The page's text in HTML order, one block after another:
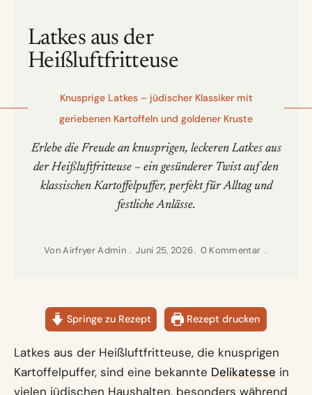
Latkes aus der
Heißluftfritteuse
Knusprige Latkes – jüdischer Klassiker mit
geriebenen Kartoffeln und goldener Kruste
Erlebe die Freude an knusprigen, leckeren Latkes aus
der Heißluftfritteuse – ein gesünderer Twist auf den
klassischen Kartoffelpuffer, perfekt für Alltag und
festliche Anlässe.
VonAirfryer Admin Juni 25, 2026 0 Kommentar
Springe zu Rezept Rezept drucken
Latkes aus der Heißluftfritteuse, die knusprigen
Kartoffelpuffer, sind eine bekannte Delikatesse in
vielen jüdischen Haushalten, besonders während